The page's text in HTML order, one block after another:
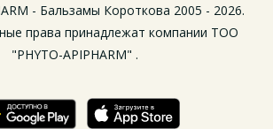
- Бальзамы Короткова 2005 - 2026.
права принадлежат компании ТОО
"PHYTO-APIPHARM" .